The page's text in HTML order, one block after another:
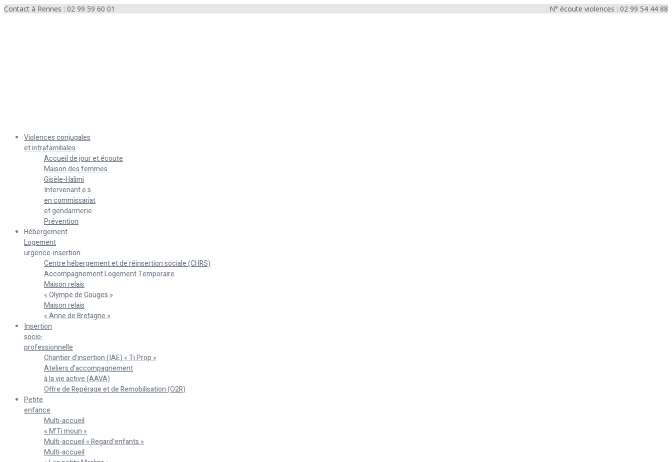
Contact à Rennes : 02 99 59 60 01 N° écoute violences : 02 99 54 44 88
Violences conjugales
et intrafamiliales
Accueil de jour et écoute
Maison des femmes
Gisèle-Halimi
Intervenant.e.s
en commissariat
et gendarmerie
Prévention
Hébergement
Logement
urgence-insertion
Centre hébergement et de réinsertion sociale (CHRS)
Accompagnement Logement Temporaire
Maison relais
« Olympe de Gouges »
Maison relais
« Anne de Bretagne »
Insertion
socio-
professionnelle
Chantier d’insertion (IAE) « Ti Prop »
Ateliers d’accompagnement
à la vie active (AAVA)
Offre de Repérage et de Remobilisation (O2R)
Petite
enfance
Multi-accueil
« M’Ti moun »
Multi-accueil « Regard’enfants »
Multi-accueil